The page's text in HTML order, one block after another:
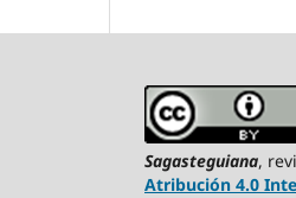
Sagasteguiana,
Atribución 4.0